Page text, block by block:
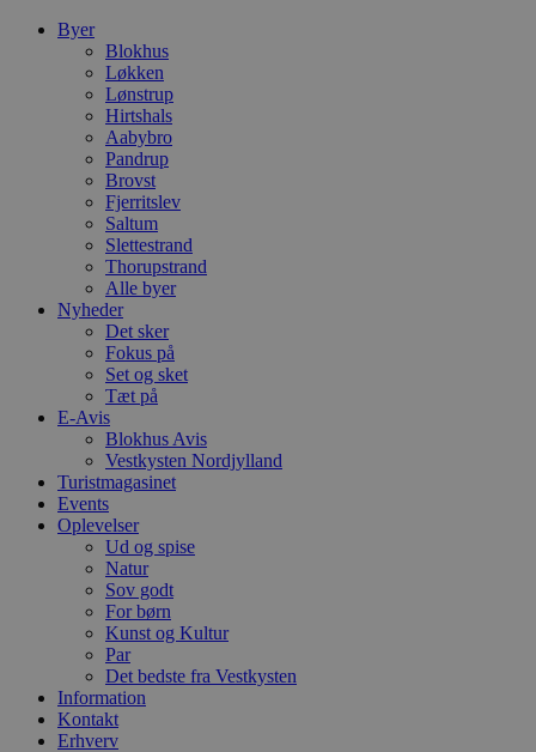
Byer
Blokhus
Løkken
Lønstrup
Hirtshals
Aabybro
Pandrup
Brovst
Fjerritslev
Saltum
Slettestrand
Thorupstrand
Alle byer
Nyheder
Det sker
Fokus på
Set og sket
Tæt på
E-Avis
Blokhus Avis
Vestkysten Nordjylland
Turistmagasinet
Events
Oplevelser
Ud og spise
Natur
Sov godt
For børn
Kunst og Kultur
Par
Det bedste fra Vestkysten
Information
Kontakt
Erhverv